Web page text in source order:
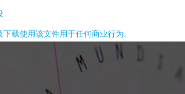
载使用该文件用于任何商业行为。